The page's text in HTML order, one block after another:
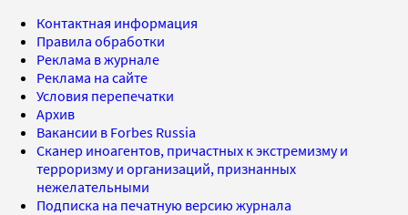
Контактная информация
Правила обработки
Реклама в журнале
Реклама на сайте
Условия перепечатки
Архив
Вакансии в Forbes Russia
Сканер иноагентов, причастных к экстремизму и
терроризму и организаций, признанных
нежелательными
Подписка на печатную версию журнала